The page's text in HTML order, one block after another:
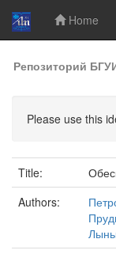
Skip
navigation
Home
Репозиторий
Please use this
Title:
Authors: